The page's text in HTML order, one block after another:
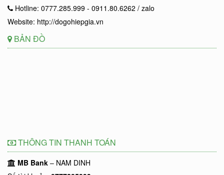
Hotline: 0777.285.999 - 0911.80.6262 / zalo
Website: http://dogohiepgia.vn
BẢN ĐỒ
THÔNG TIN THANH TOÁN
MB Bank – NAM DINH